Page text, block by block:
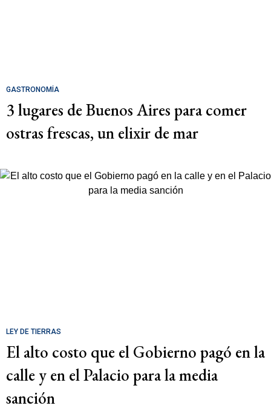
GASTRONOMÍA
3 lugares de Buenos Aires para comer
ostras frescas, un elixir de mar
LEY DE TIERRAS
El alto costo que el Gobierno pagó en la
calle y en el Palacio para la media
sanción